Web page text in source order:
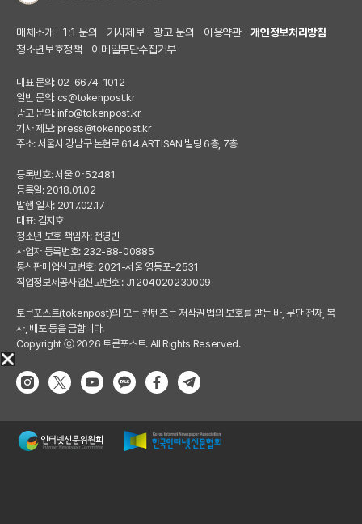
매체소개 1:1 문의 기사제보 광고 문의 이용약관
개인정보처리방침
청소년보호정책
이메일무단수집거부
대표 문의: 02-6674-1012
일반 문의: cs@tokenpost.kr
광고 문의: info@tokenpost.kr
기사 제보: press@tokenpost.kr
주소: 서울시 강남구 논현로 614 ARTISAN 빌딩 6층, 7층
등록번호: 서울 아 52481
등록일: 2018.01.02
발행 일자: 2017.02.17
대표: 김지호
청소년 보호 책임자: 전영빈
사업자 등록번호: 232-88-00885
통신판매업신고번호: 2021-서울 영등포-2531
직업정보제공사업신고번호 : J1204020230009
토큰포스트(tokenpost)의 모든 컨텐츠는 저작권 법의 보호를 받는 바, 무단 전재, 복
사, 배포 등을 금합니다.
Copyright ⓒ 2026 토큰포스트. All Rights Reserved.